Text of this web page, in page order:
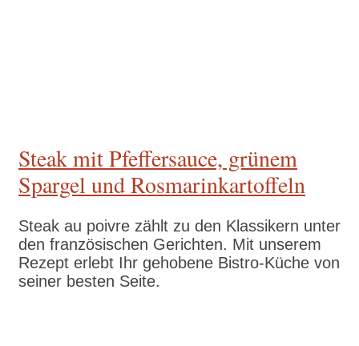
Steak mit Pfeffersauce, grünem
Spargel und Rosmarinkartoffeln
Steak au poivre zählt zu den Klassikern unter
den französischen Gerichten. Mit unserem
Rezept erlebt Ihr gehobene Bistro-Küche von
seiner besten Seite.